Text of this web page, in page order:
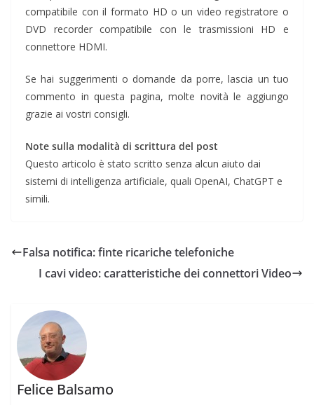
compatibile con il formato HD o un video registratore o
DVD recorder compatibile con le trasmissioni HD e
connettore HDMI.
Se hai suggerimenti o domande da porre, lascia un tuo
commento in questa pagina, molte novità le aggiungo
grazie ai vostri consigli.
Note sulla modalità di scrittura del post
Questo articolo è stato scritto senza alcun aiuto dai
sistemi di intelligenza artificiale, quali OpenAI, ChatGPT e
simili.
Falsa notifica: finte ricariche telefoniche
I cavi video: caratteristiche dei connettori Video
Felice Balsamo